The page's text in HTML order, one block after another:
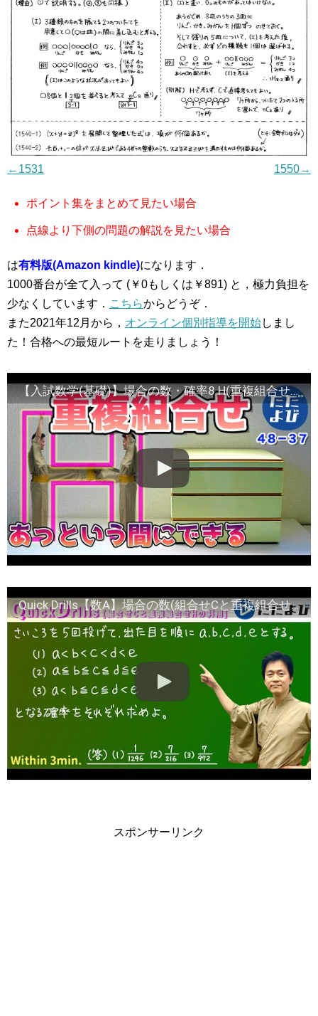
←1531 1550→
ポイント集をまとめて見たい場合
点線より下側の問題の解説を見たい場合
は有料版(Amazon kindle)になります．
1000番台が全て入って (￥0もしくは￥891) と，極力負担を
少なくしています． こちらからどうぞ．
また2021年12月から， オンライン個別指導を開始しまし
た！合格への最短ルートを走りましょう！
【入試数学(基礎)】場合の数・確率8 H(重複組合せ)とは
Quick Drills【数A】場合の数(組合せCと重複組合せHの活用) (1)は6C5、(2)は6H5、(3)は8C5になる典型問題です．すぐ得られるか確認してみましょう！
スポンサーリンク